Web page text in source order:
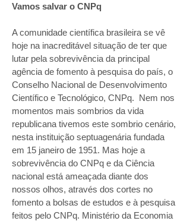
Vamos salvar o CNPq
A comunidade científica brasileira se vê
hoje na inacreditável situação de ter que
lutar pela sobrevivência da principal
agência de fomento à pesquisa do país, o
Conselho Nacional de Desenvolvimento
Científico e Tecnológico, CNPq. Nem nos
momentos mais sombrios da vida
republicana tivemos este sombrio cenário,
nesta instituição septuagenária fundada
em 15 janeiro de 1951. Mas hoje a
sobrevivência do CNPq e da Ciência
nacional está ameaçada diante dos
nossos olhos, através dos cortes no
fomento a bolsas de estudos e à pesquisa
feitos pelo CNPq. Ministério da Economia